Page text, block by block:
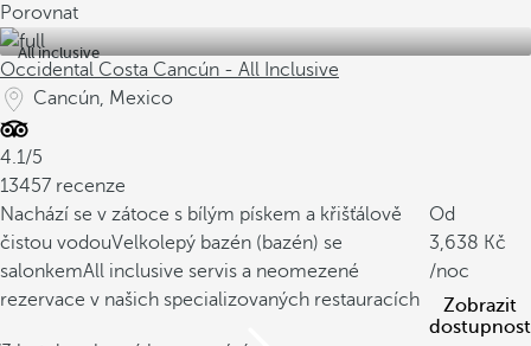
Porovnat
All inclusive
Occidental Costa Cancún - All Inclusive
Cancún, Mexico
4.1/5
13457 recenze
Nachází se v zátoce s bílým pískem a křišťálově
čistou vodouVelkolepý bazén (bazén) se
salonkemAll inclusive servis a neomezené
rezervace v našich specializovaných restauracích
Od
3,638
/noc
Zobrazit
dostupnost